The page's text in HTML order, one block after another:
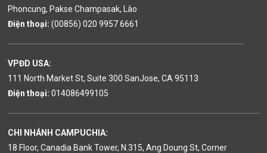
Phoncung, Pakse Champasak, Lào
Điện thoại: (00856) 020 9957 6661
VPĐD USA:
111 North Market St, Suite 300 SanJose, CA 95113
Điện thoại: 014086499105
CHI NHÁNH CAMPUCHIA:
18 Floor, Canadia Bank Tower, N.315, Ang Doung St, Corner